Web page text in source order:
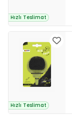
Hızlı Teslimat
Hızlı Teslimat